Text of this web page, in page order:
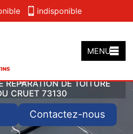
indisponible
MENU
RÉPARATION DE TOITURE
CRUET 73130
Contactez-nous